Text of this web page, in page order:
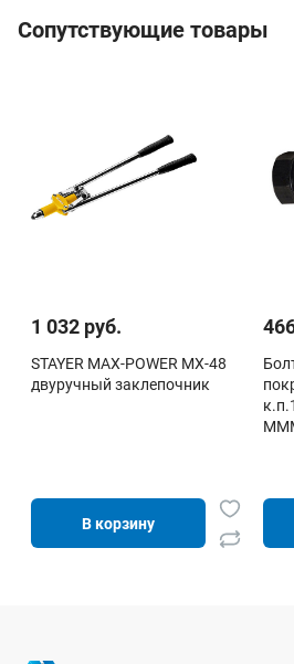
Сопутствующие товары
1 032 руб.
STAYER MAX-POWER MX-48
двуручный заклепочник
В корзину